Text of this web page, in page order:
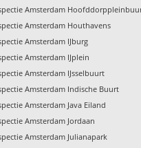
Amsterdam
Amsterdam Houthavens
Amsterdam IJburg
Amsterdam IJplein
Amsterdam IJsselbuurt
Amsterdam Indische Buurt
Amsterdam Java Eiland
Amsterdam Jordaan
Amsterdam Julianapark